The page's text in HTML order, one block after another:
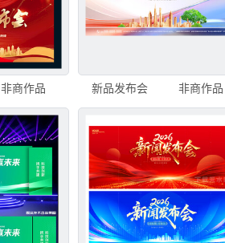
非商作品 新品发布会 非商作品